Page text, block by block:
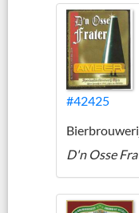
#42425
D'n Osse